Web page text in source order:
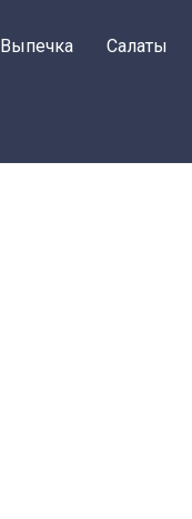
Выпечка Салаты